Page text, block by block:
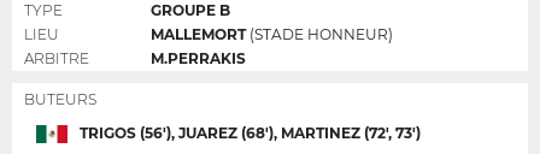
TYPE
GROUPE B
LIEU
MALLEMORT(STADE HONNEUR)
ARBITRE
M.PERRAKIS
BUTEURS
TRIGOS (56'), JUAREZ (68'), MARTINEZ (72', 73')